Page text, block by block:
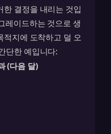
한 결정을 내리는 것입
레이드하는 것으로 생
적지에 도착하고 덜 오
단한 예입니다:
(다음 달)